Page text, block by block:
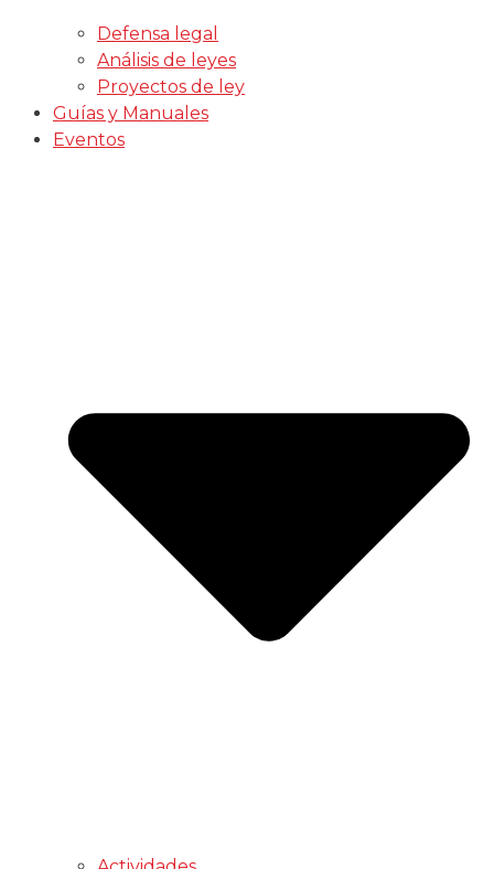
Defensa legal
Análisis de leyes
Proyectos de ley
Guías y Manuales
Eventos